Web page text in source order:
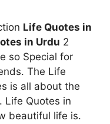
Life Quotes in
in Urdu 2
so Special for
The Life
is all about the
Life Quotes in
beautiful life is.